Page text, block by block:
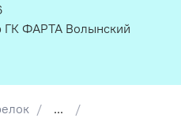
...
ГК ФАРТА Волынский